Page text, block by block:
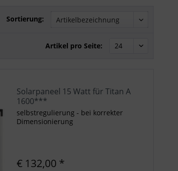
Sortierung:
Artikel pro Seite:
Solarpaneel 15 Watt für Titan A
1600***
selbstregulierung - bei korrekter
Dimensionierung
€ 132,00 *